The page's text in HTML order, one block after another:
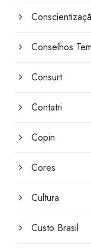
Conselhos
Consurt
Contatri
Copin
Cores
Cultura
Custo Brasil